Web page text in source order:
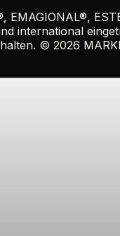
, EMAGIONAL®,
international
© 2026